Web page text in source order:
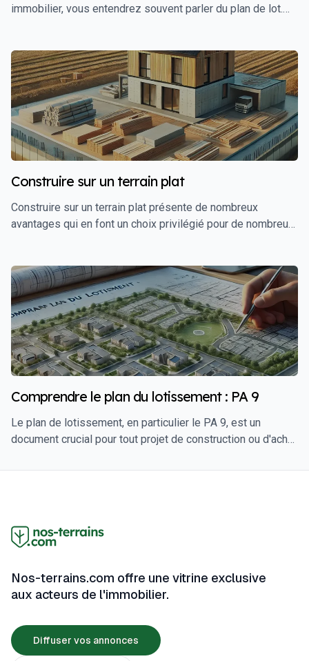
immobilier, vous entendrez souvent parler du plan de lot.
propres caractéristiques et destinées à des usages
spécifiques. Dans cet article, nous allons explorer en détail
ce qu'est un plan de lot, pourquoi il est important, et
comment l'utiliser pour sécuriser et optimiser votre projet
immobilier.
Construire sur un terrain plat
Construire sur un terrain plat présente de nombreux
avantages qui en font un choix privilégié pour de nombreux
facilité d'aménagement font de ce type de terrain une
option attrayante. Cependant, il est important de bien
comprendre les spécificités et les étapes nécessaires
pour optimiser ce projet. Ce guide détaillé vous
accompagnera à travers les différentes étapes pour
construire efficacement et de manière rentable sur un
terrain plat.
Comprendre le plan du lotissement : PA 9
Le plan de lotissement, en particulier le PA 9, est un
document crucial pour tout projet de construction ou d'achat
du terrain, les règles d'urbanisme applicables, et les
plan de lotissement PA 9, comment le comprendre, et
investisseurs.
Nos-terrains.com offre une vitrine exclusive
aux acteurs de l'immobilier.
Diffuser vos annonces